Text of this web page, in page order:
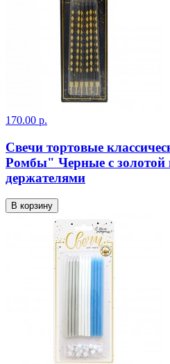
170.00 р.
Свечи тортовые
Ромбы" Черные с золотой
держателями
В корзину